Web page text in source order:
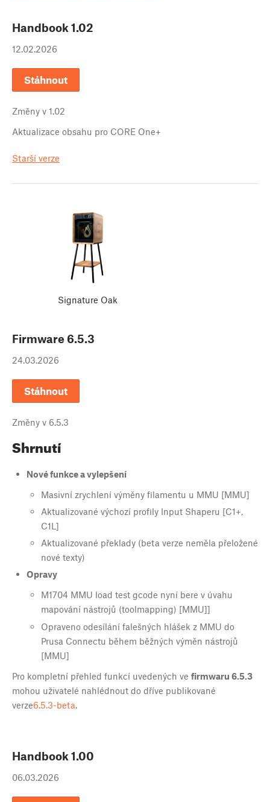
Handbook 1.02
12.02.2026
Stáhnout
Změny v 1.02
Aktualizace obsahu pro CORE One+
Starší verze
Signature Oak
Firmware 6.5.3
24.03.2026
Stáhnout
Změny v 6.5.3
Shrnutí
Nové funkce a vylepšení
Masivní zrychlení výměny filamentu u MMU [MMU]
Aktualizované výchozí profily Input Shaperu [C1+,
C1L]
Aktualizované překlady (beta verze neměla přeložené
nové texty)
Opravy
M1704 MMU load test gcode nyní bere v úvahu
mapování nástrojů (toolmapping) [MMU]]
Opraveno odesílání falešných hlášek z MMU do
Prusa Connectu během běžných výměn nástrojů
[MMU]
Pro kompletní přehled funkcí uvedených ve firmwaru 6.5.3
mohou uživatelé nahlédnout do dříve publikované
verze6.5.3-beta
Handbook 1.00
06.03.2026